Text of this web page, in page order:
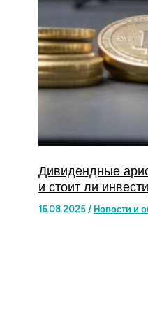
Дивидендные
и стоит ли
16.08.2025/ Новости и